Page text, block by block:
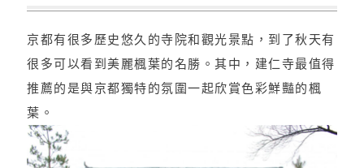
京都有很多歷史悠久的寺院和觀光景點，到了秋天有
很多可以看到美麗楓葉的名勝。其中，建仁寺最值得
推薦的是與京都獨特的氛圍一起欣賞色彩鮮豔的楓
葉。